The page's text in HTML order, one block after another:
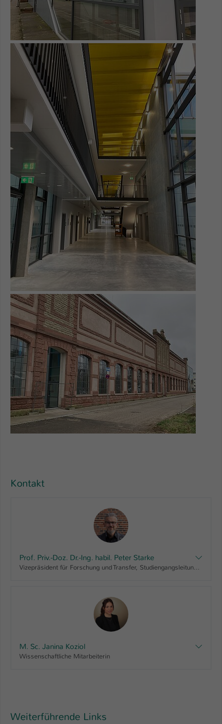
Show larger version for:
Show larger version for:
Kontakt
Prof. Priv.-Doz. Dr.-Ing. habil. Peter Starke
Vizepräsident für Forschung und Transfer, Studiengangsleitung "Maschinenbau, Bachelor", Fachbereichsrat AING
M. Sc. Janina Koziol
Wissenschaftliche Mitarbeiterin
Weiterführende Links